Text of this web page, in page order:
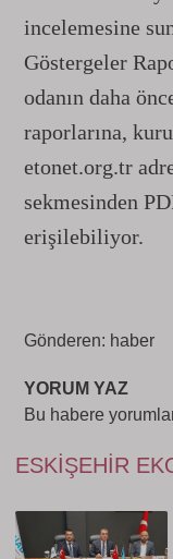
incelemesine
Göstergeler
odanın daha
raporlarına,
etonet.org.tr
sekmesinden
erişilebiliyor.
Gönderen: haber
YORUM YAZ
Bu habere
ESKIŞEHIR